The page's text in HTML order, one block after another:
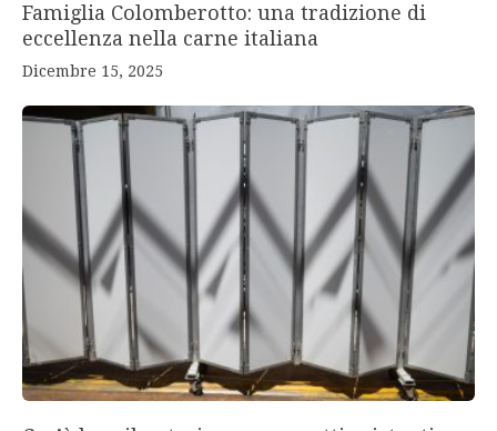
Famiglia Colomberotto: una tradizione di
eccellenza nella carne italiana
Dicembre 15, 2025